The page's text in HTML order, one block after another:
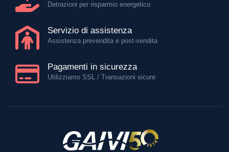
Detrazioni per risparmio energetico
Servizio di assistenza
Assistenza prevendita e post-vendita
Pagamenti in sicurezza
Utilizziamo SSL / Transazioni sicure